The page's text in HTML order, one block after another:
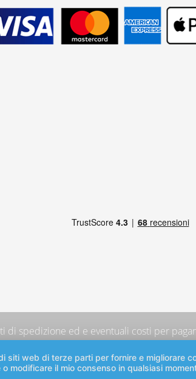
di spedizione ed e eventuali costi per
siti web di terze parti per fornire e migliorare
modificare il mio consenso in qualsiasi